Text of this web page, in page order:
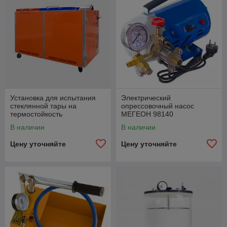
Установка для испытания
стеклянной тары на
термостойкость
В наличии
Цену уточняйте
Электрический
опрессовочный насос
МЕГЕОН 98140
В наличии
Цену уточняйте